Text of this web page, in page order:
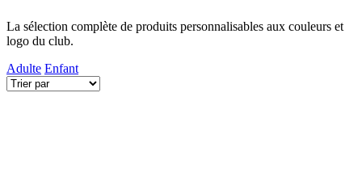
La sélection complète de produits personnalisables aux couleurs et
logo du club.
Adulte Enfant